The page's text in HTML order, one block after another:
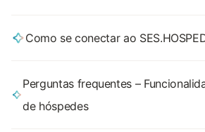
Como se conectar ao
Perguntas frequentes –
de hóspedes